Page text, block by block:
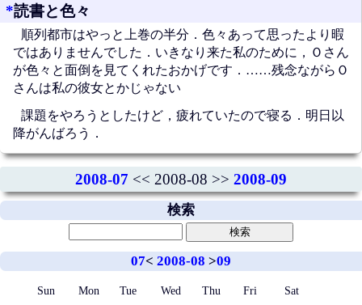
*読書と色々
順列都市はやっと上巻の半分．色々あって思ったより暇
ではありませんでした．いきなり来た私のために，Ｏさん
が色々と面倒を見てくれたおかげです．……残念ながらＯ
さんは私の彼女とかじゃない
課題をやろうとしたけど，疲れていたので寝る．明日以
降がんばろう．
2008-07 << 2008-08 >> 2008-09
検索
07< 2008-08 >09
Sun Mon Tue Wed Thu Fri Sat